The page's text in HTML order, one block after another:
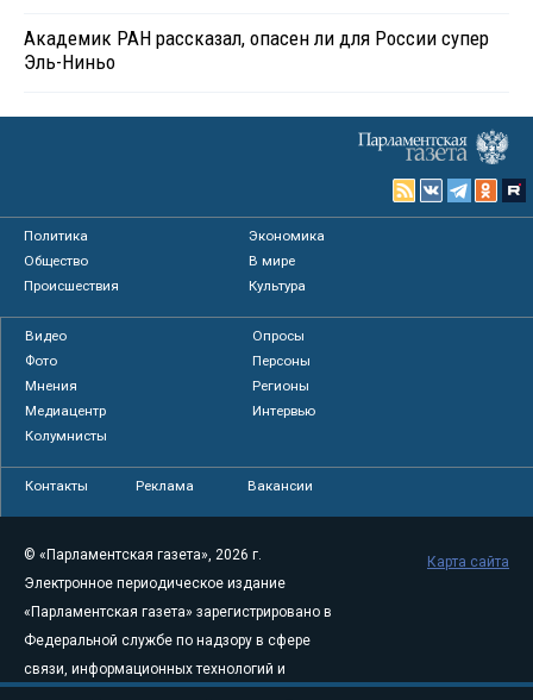
Академик РАН рассказал, опасен ли для России супер
Эль-Ниньо
Политика
Экономика
Общество
В мире
Происшествия
Культура
Видео
Опросы
Фото
Персоны
Мнения
Регионы
Медиацентр
Интервью
Колумнисты
Контакты Реклама Вакансии
© «Парламентская газета», 2026 г.
Электронное периодическое издание
«Парламентская газета» зарегистрировано в
Федеральной службе по надзору в сфере
связи, информационных технологий и
Карта сайта